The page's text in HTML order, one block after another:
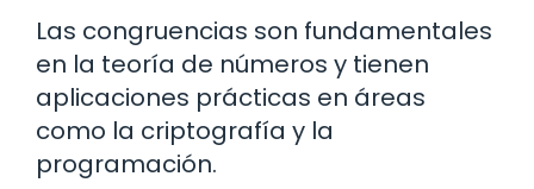
Las congruencias son fundamentales
en la teoría de números y tienen
aplicaciones prácticas en áreas
como la criptografía y la
programación.